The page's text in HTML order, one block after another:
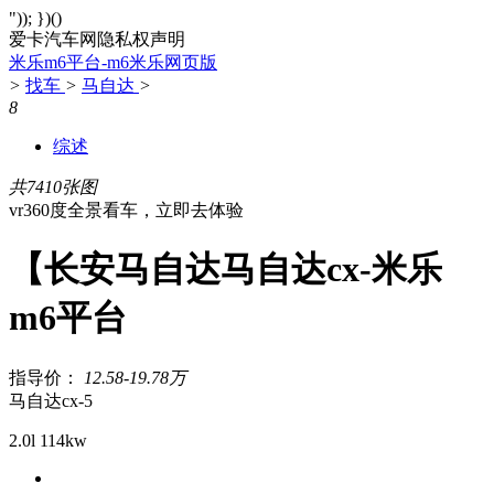
")); })()
爱卡汽车网隐私权声明
米乐m6平台-m6米乐网页版
> 找车 > 马自达 >
8
综述
共7410张图
vr360度全景看车，立即去体验
【长安马自达马自达cx-米乐
m6平台
指导价：
12.58-19.78万
马自达cx-5
2.0l 114kw